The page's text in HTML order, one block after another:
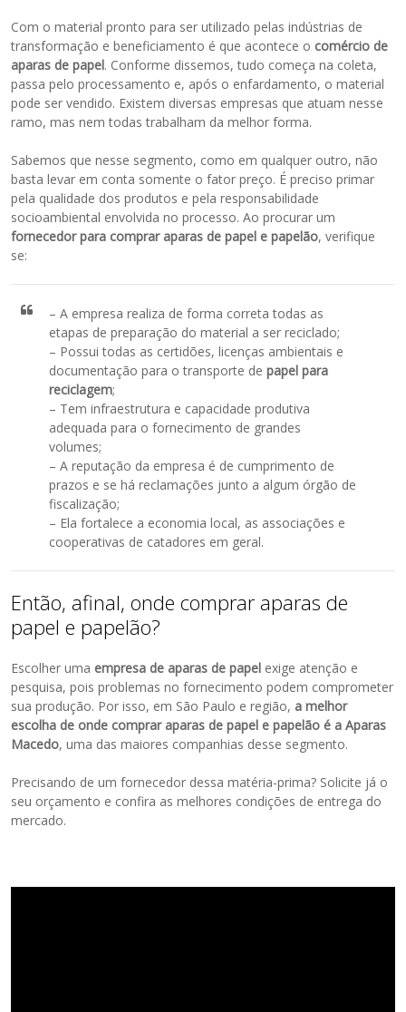
Com o material pronto para ser utilizado pelas indústrias de
transformação e beneficiamento é que acontece o comércio de
aparas de papel. Conforme dissemos, tudo começa na coleta,
passa pelo processamento e, após o enfardamento, o material
pode ser vendido. Existem diversas empresas que atuam nesse
ramo, mas nem todas trabalham da melhor forma.
Sabemos que nesse segmento, como em qualquer outro, não
basta levar em conta somente o fator preço. É preciso primar
pela qualidade dos produtos e pela responsabilidade
socioambiental envolvida no processo. Ao procurar um
fornecedor para comprar aparas de papel e papelão, verifique
se:
– A empresa realiza de forma correta todas as
etapas de preparação do material a ser reciclado;
– Possui todas as certidões, licenças ambientais e
documentação para o transporte depapel para
reciclagem;
– Tem infraestrutura e capacidade produtiva
adequada para o fornecimento de grandes
volumes;
– A reputação da empresa é de cumprimento de
prazos e se há reclamações junto a algum órgão de
fiscalização;
– Ela fortalece a economia local, as associações e
cooperativas de catadores em geral.
Então, afinal, onde comprar aparas de
papel e papelão?
Escolher uma empresa de aparas de papel exige atenção e
pesquisa, pois problemas no fornecimento podem comprometer
sua produção. Por isso, em São Paulo e região, a melhor
escolha de onde comprar aparas de papel e papelão é a Aparas
Macedo, uma das maiores companhias desse segmento.
Precisando de um fornecedor dessa matéria-prima? Solicite já o
seu orçamento e confira as melhores condições de entrega do
mercado.